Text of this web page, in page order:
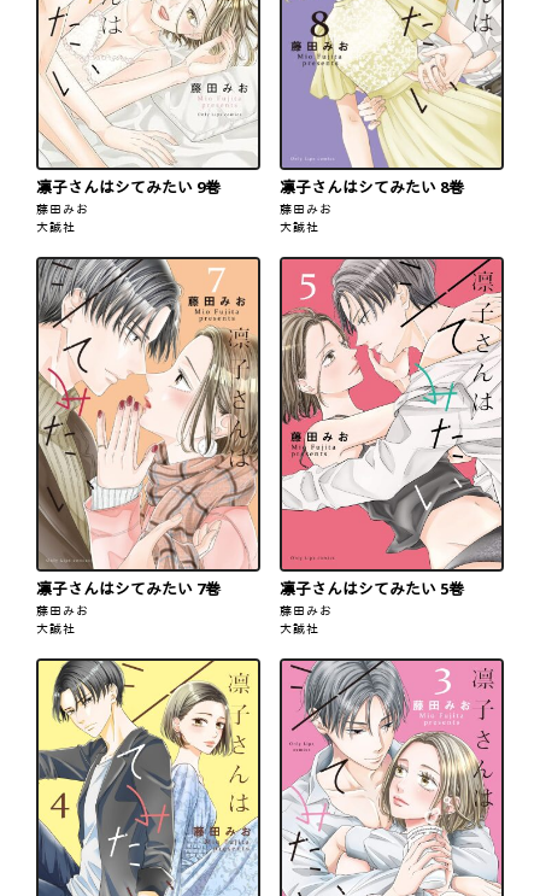
凛子さんはシてみたい 9巻
藤田みお
大誠社
凛子さんはシてみたい 8巻
藤田みお
大誠社
凛子さんはシてみたい 7巻
藤田みお
大誠社
凛子さんはシてみたい 5巻
藤田みお
大誠社